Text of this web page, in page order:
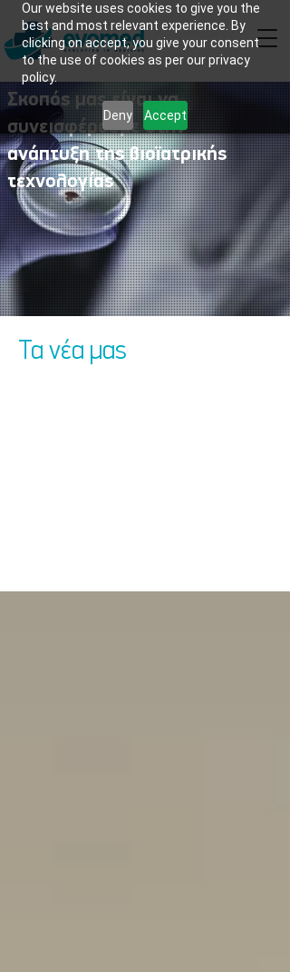
Our website uses cookies to give you the
best and most relevant experience. By
clicking on accept, you give your consent
to the use of cookies as per our privacy
policy.
Deny Accept
Σκοπός μας είναι να
συνεισφέρουμε στην
ανάπτυξη της βιοϊατρικής
τεχνολογίας
Τα νέα μας